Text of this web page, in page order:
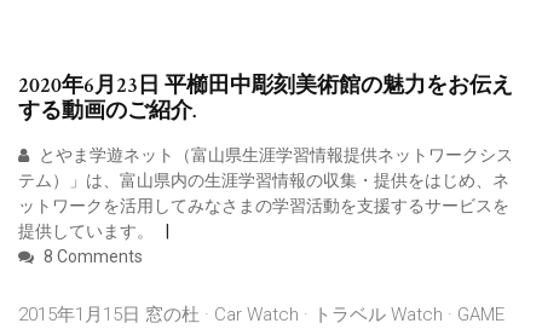
2020年6月23日 平櫛田中彫刻美術館の魅力をお伝え
する動画のご紹介.
とやま学遊ネット（富山県生涯学習情報提供ネットワークシス
テム）」は、富山県内の生涯学習情報の収集・提供をはじめ、ネ
ットワークを活用してみなさまの学習活動を支援するサービスを
提供しています。
8 Comments
2015年1月15日 窓の杜 · Car Watch · トラベル Watch · GAME